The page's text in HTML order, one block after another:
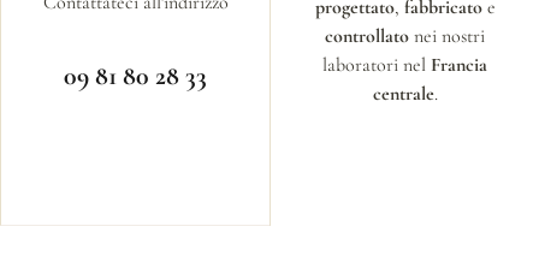
09 81 80 28 33
progettato, fabbricatoe
controllato nei nostri
laboratori nel Francia
centrale.